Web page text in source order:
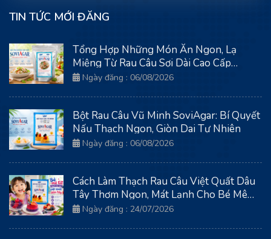
TIN TỨC MỚI ĐĂNG
Tổng Hợp Những Món Ăn Ngon, Lạ
Miệng Từ Rau Câu Sợi Dài Cao Cấp
SoviAgar
Ngày đăng : 06/08/2026
Bột Rau Câu Vũ Minh SoviAgar: Bí Quyết
Nấu Thạch Ngon, Giòn Dai Tự Nhiên
Ngày đăng : 06/08/2026
Cách Làm Thạch Rau Câu Việt Quất Dâu
Tây Thơm Ngon, Mát Lạnh Cho Bé Mê
TítNgày đăng : 24/07/2026